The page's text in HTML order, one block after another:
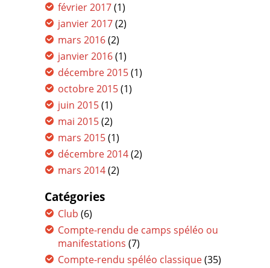
février 2017(1)
janvier 2017(2)
mars 2016(2)
janvier 2016(1)
décembre 2015(1)
octobre 2015(1)
juin 2015(1)
mai 2015(2)
mars 2015(1)
décembre 2014(2)
mars 2014(2)
Catégories
Club (6)
Compte-rendu de camps spéléo ou
manifestations (7)
Compte-rendu spéléo classique(35)